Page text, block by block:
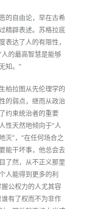
的自由论，早在古希
精辟表述。苏格拉底
表达了人的有限性，
的最高智慧是能够
知。”
柏拉图从先伦理学的
的弱点，继而从政治
约束统治者的重要
性天然地倾向于“人
灭”，“在任何场合之
能干坏事，他总会去
了然，从不正义那里
人能得到更多的利
握公权力的人尤其容
有了权而不为非作